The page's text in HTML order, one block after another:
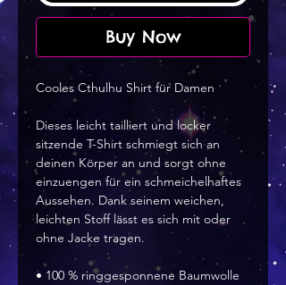
Buy Now
Cooles Cthulhu Shirt für Damen
Dieses leicht tailliert und locker
sitzende T-Shirt schmiegt sich an
deinen Körper an und sorgt ohne
einzuengen für ein schmeichelhaftes
Aussehen. Dank seinem weichen,
leichten Stoff lässt es sich mit oder
ohne Jacke tragen.
• 100 % ringgesponnene Baumwolle